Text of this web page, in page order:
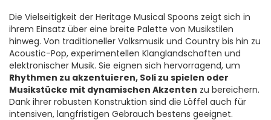
Die Vielseitigkeit der Heritage Musical Spoons zeigt sich in
ihrem Einsatz über eine breite Palette von Musikstilen
hinweg. Von traditioneller Volksmusik und Country bis hin zu
Acoustic-Pop, experimentellen Klanglandschaften und
elektronischer Musik. Sie eignen sich hervorragend, um
Rhythmen zu akzentuieren, Soli zu spielen oder
Musikstücke mit dynamischen Akzenten zu bereichern.
Dank ihrer robusten Konstruktion sind die Löffel auch für
intensiven, langfristigen Gebrauch bestens geeignet.